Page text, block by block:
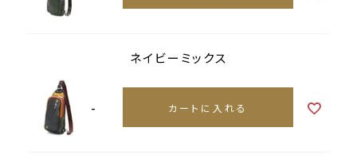
ネイビーミックス
- カートに入れる